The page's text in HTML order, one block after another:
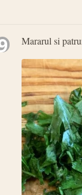
Mararul si